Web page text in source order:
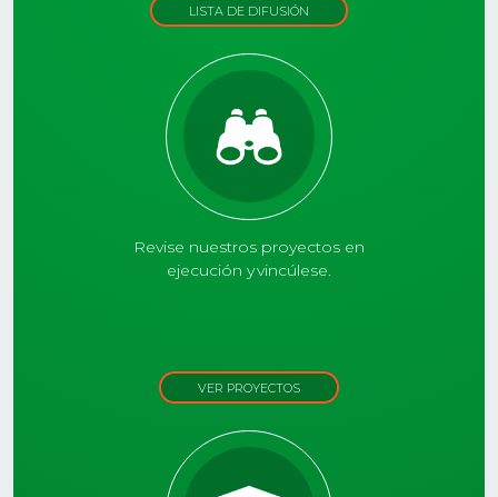
LISTA DE DIFUSIÓN
Revise nuestros proyectos en
ejecución y vincúlese.
VER PROYECTOS